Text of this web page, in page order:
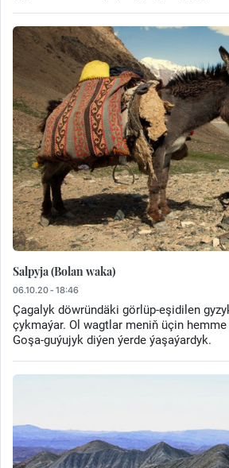
Salpyja (Bolan waka)
06.10.20 - 18:46
Çagalyk döwründäki görlüp-eşidilen
çykmaýar. Ol wagtlar meniň üçin
Goşa-guýujyk diýen ýerde ýaşaýardyk.